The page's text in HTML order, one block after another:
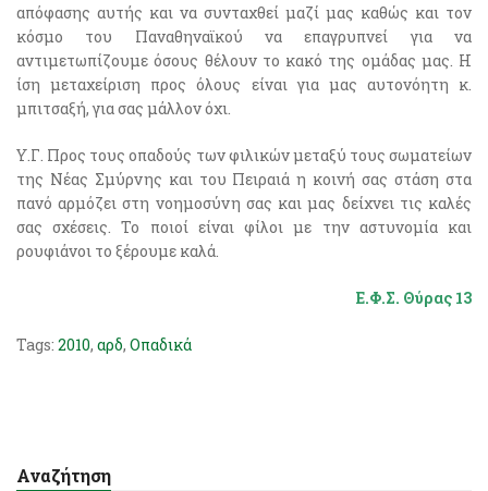
απόφασης αυτής και να συνταχθεί μαζί μας καθώς και τον
κόσμο του Παναθηναϊκού να επαγρυπνεί για να
αντιμετωπίζουμε όσους θέλουν το κακό της ομάδας μας. Η
ίση μεταχείριση προς όλους είναι για μας αυτονόητη κ.
μπιτσαξή, για σας μάλλον όχι.
Υ.Γ. Προς τους οπαδούς των φιλικών μεταξύ τους σωματείων
της Νέας Σμύρνης και του Πειραιά η κοινή σας στάση στα
πανό αρμόζει στη νοημοσύνη σας και μας δείχνει τις καλές
σας σχέσεις. Το ποιοί είναι φίλοι με την αστυνομία και
ρουφιάνοι το ξέρουμε καλά.
Ε.Φ.Σ. Θύρας 13
Tags: 2010, αρδ, Οπαδικά
Αναζήτηση